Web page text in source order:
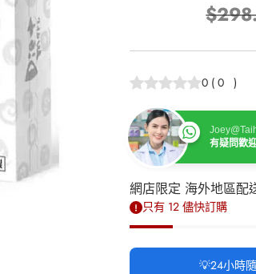
正
常
價
格
0 ( 0 )
有疑問歡
網店限定 海外地區配
只有 12 儘快訂購
💡24小時